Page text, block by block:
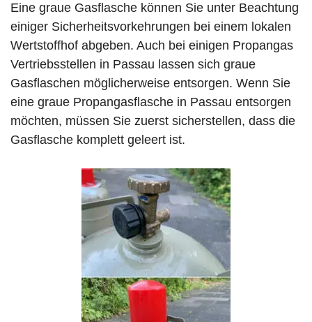
Eine graue Gasflasche können Sie unter Beachtung
einiger Sicherheitsvorkehrungen bei einem lokalen
Wertstoffhof abgeben. Auch bei einigen Propangas
Vertriebsstellen in Passau lassen sich graue
Gasflaschen möglicherweise entsorgen. Wenn Sie
eine graue Propangasflasche in Passau entsorgen
möchten, müssen Sie zuerst sicherstellen, dass die
Gasflasche komplett geleert ist.